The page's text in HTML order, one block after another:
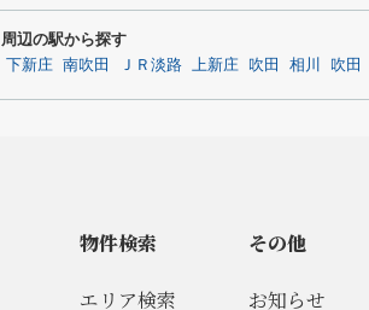
周辺の駅から探す
下新庄 南吹田 ＪＲ淡路 上新庄 吹田 相川 吹田
物件検索
エリア検索
その他
お知らせ